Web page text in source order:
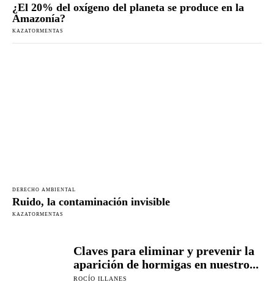
¿El 20% del oxígeno del planeta se produce en la
Amazonía?
KAZATORMENTAS
DERECHO AMBIENTAL
Ruido, la contaminación invisible
KAZATORMENTAS
Claves para eliminar y prevenir la
aparición de hormigas en nuestro...
ROCÍO ILLANES